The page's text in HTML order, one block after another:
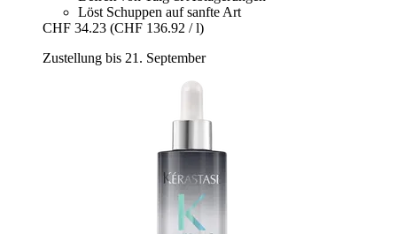
Löst Schuppen auf sanfte Art
CHF 34.23 (CHF 136.92 / l)
Zustellung bis 21. September